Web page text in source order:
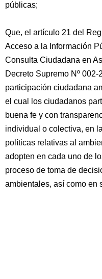
públicas;
Que, el artículo 21 del
Acceso a la Información
Consulta Ciudadana en
Decreto Supremo Nº
participación ciudadana
el cual los ciudadanos
buena fe y con
individual o colectiva, en
políticas relativas al
adopten en cada uno de
proceso de toma de
ambientales, así como en